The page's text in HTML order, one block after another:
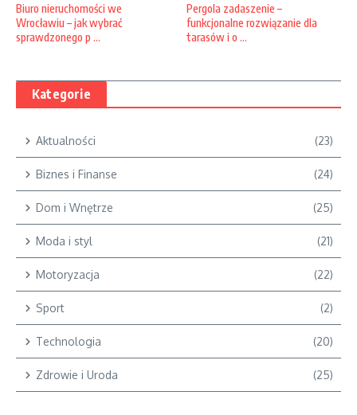
Biuro nieruchomości we
Wrocławiu – jak wybrać
sprawdzonego p ...
Pergola zadaszenie –
funkcjonalne rozwiązanie dla
tarasów i o ...
Kategorie
Aktualności (23)
Biznes i Finanse (24)
Dom i Wnętrze (25)
Moda i styl (21)
Motoryzacja (22)
Sport (2)
Technologia (20)
Zdrowie i Uroda (25)